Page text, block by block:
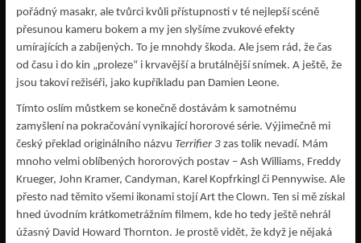
pořádný masakr, ale tvůrci kvůli přístupnosti v té nejlepší scéně
přesunou kameru bokem a my jen slyšíme zvukové efekty
umírajících a zabíjených. To je mnohdy škoda. Ale jsem rád, že čas
od času i do kin „proleze“ i krvavější a brutálnější snímek. A ještě, že
jsou takoví režiséři, jako kupříkladu pan Damien Leone.
Tímto oslím můstkem se konečně dostávám k samotnému
zamyšlení na pokračování vynikající hororové série. Výjimečně mi
český překlad originálního názvu Terrifier 3zas tolik nevadí. Mám
mnoho velmi oblíbených hororových postav – Ash Williams, Freddy
Krueger, John Kramer, Candyman, Karel Kopfrkingl či Pennywise. Ale
přesto nad těmito všemi ikonami stojí Art the Clown. Ten si mě získal
hned úvodním krátkometrážním filmem, kde ho tedy ještě nehrál
úžasný David Howard Thornton. Je prostě vidět, že když je nějaká